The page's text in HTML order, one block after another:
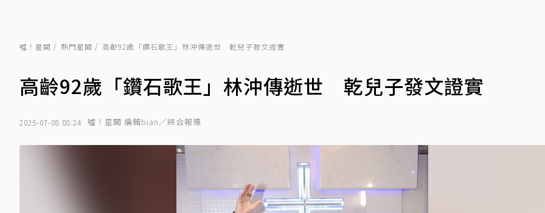
噓！星聞 熱門星聞 高齡92歲「鑽石歌王」林沖傳逝世 乾兒子發文證實
高齡92歲「鑽石歌王」林沖傳逝世 乾兒子發文證實
2025-07-08 08:24 噓！星聞 編輯bian／綜合報導